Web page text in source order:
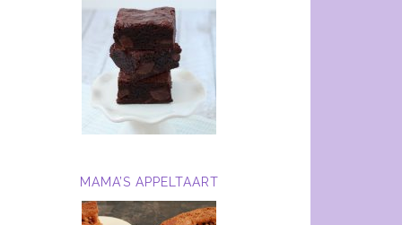
MAMA’S APPELTAART